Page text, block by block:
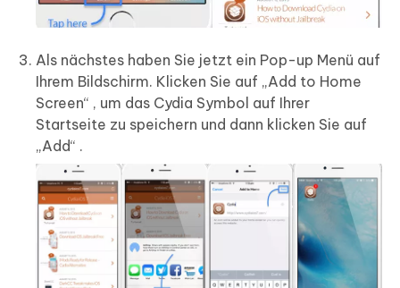
Als nächstes haben Sie jetzt ein Pop-up Menü auf
Ihrem Bildschirm. Klicken Sie auf „Add to Home
Screen“ , um das Cydia Symbol auf Ihrer
Startseite zu speichern und dann klicken Sie auf
„Add“ .